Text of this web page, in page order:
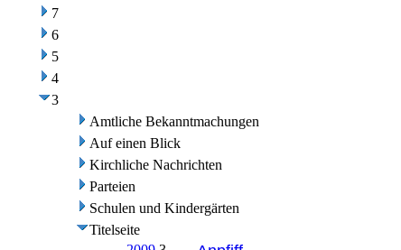
7
6
5
4
3
Amtliche Bekanntmachungen
Auf einen Blick
Kirchliche Nachrichten
Parteien
Schulen und Kindergärten
Titelseite